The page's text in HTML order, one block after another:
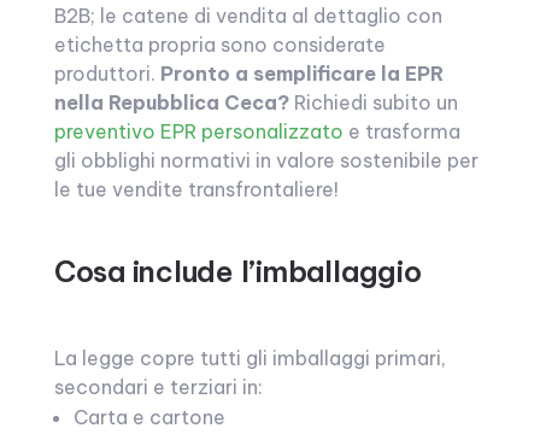
B2B; le catene di vendita al dettaglio con
etichetta propria sono considerate
produttori. Pronto a semplificare la EPR
nella Repubblica Ceca?Richiedi subito un
preventivo EPR personalizzato e trasforma
gli obblighi normativi in valore sostenibile per
le tue vendite transfrontaliere!
Cosa include l’imballaggio
La legge copre tutti gli imballaggi primari,
secondari e terziari in:
Carta e cartone